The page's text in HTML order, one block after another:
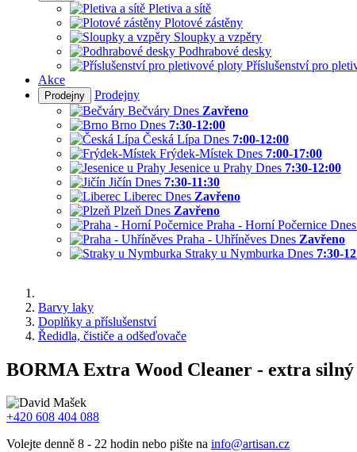
Pletiva a sítě
Plotové zástěny
Sloupky a vzpěry
Podhrabové desky
Příslušenství pro
Akce
Prodejny
Prodejny
Bečváry Dnes Zavřeno
Brno Dnes 7:30-12:00
Česká Lípa Dnes 7:00-12:00
Frýdek-Místek Dnes 7:00-17:00
Jesenice u Prahy Dnes 7:30-12:00
Jičín Dnes 7:30-11:30
Liberec Dnes Zavřeno
Plzeň Dnes Zavřeno
Praha - Horní Počernice Dnes
Praha - Uhříněves Dnes Zavřeno
Straky u Nymburka Dnes 7:30-
Barvy laky
Doplňky a příslušenství
Ředidla, čističe a odšeďovače
BORMA Extra Wood Cleaner - extra
+420 608 404 088
Volejte denně 8 - 22 hodin nebo pište na info@artisan.cz